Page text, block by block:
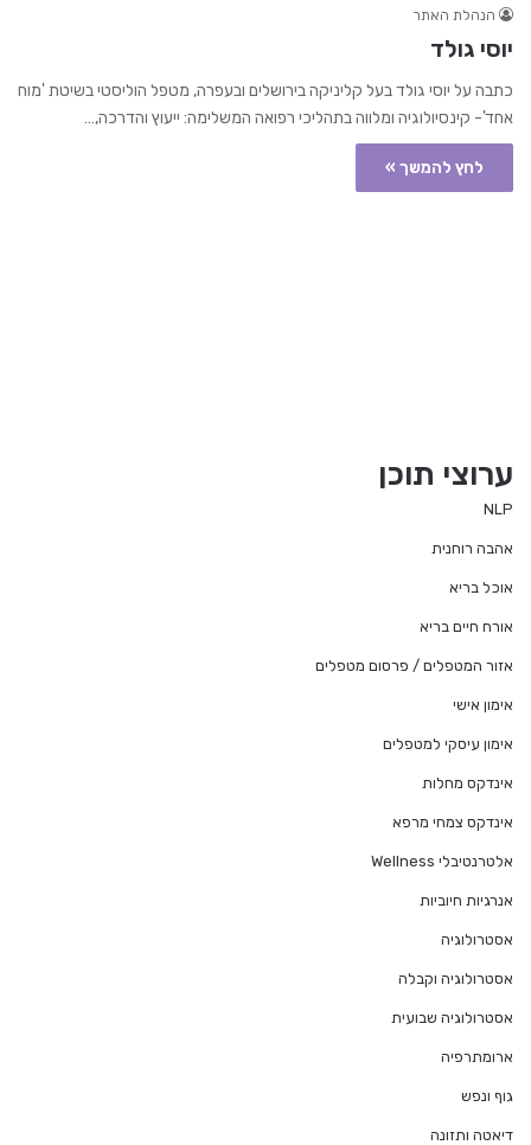
הנהלת האתר
יוסי גולד
כתבה על יוסי גולד בעל קליניקה בירושלים ובעפרה, מטפל הוליסטי בשיטת 'מוח
אחד'- קינסיולוגיה ומלווה בתהליכי רפואה המשלימה: ייעוץ והדרכה,…
לחץ להמשך »
ערוצי תוכן
NLP
אהבה רוחנית
אוכל בריא
אורח חיים בריא
אזור המטפלים / פרסום מטפלים
אימון אישי
אימון עיסקי למטפלים
אינדקס מחלות
אינדקס צמחי מרפא
אלטרנטיבלי Wellness
אנרגיות חיוביות
אסטרולוגיה
אסטרולוגיה וקבלה
אסטרולוגיה שבועית
ארומתרפיה
גוף ונפש
דיאטה ותזונה